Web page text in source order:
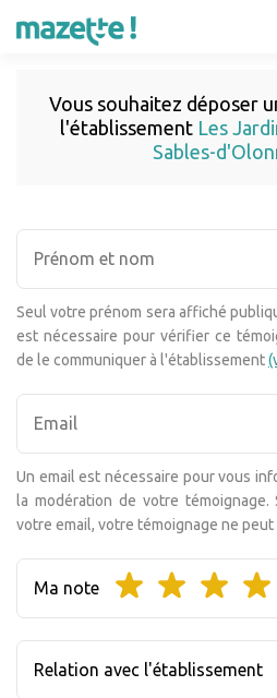
Vous souhaitez déposer
l'établissement Les
Sables-
Seul votre prénom sera affiché
est nécessaire pour vérifier ce
de le communiquer à l'établissement
Un email est nécessaire pour vous
la modération de votre
votre email, votre témoignage ne
Ma note